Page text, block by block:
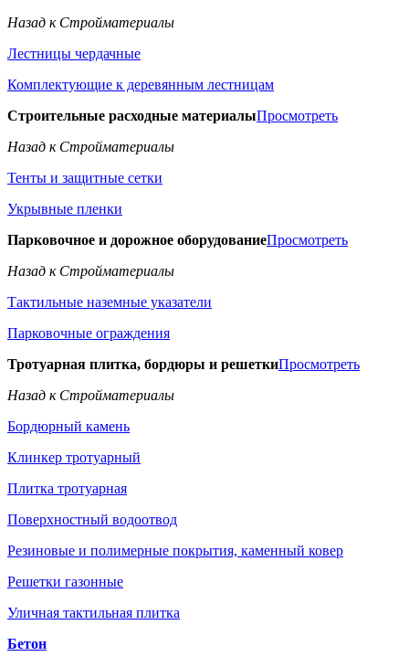
Назад к Стройматериалы
Лестницы чердачные
Комплектующие к деревянным лестницам
Строительные расходные материалыПросмотреть
Назад к Стройматериалы
Тенты и защитные сетки
Укрывные пленки
Парковочное и дорожное оборудованиеПросмотреть
Назад к Стройматериалы
Тактильные наземные указатели
Парковочные ограждения
Тротуарная плитка, бордюры и решеткиПросмотреть
Назад к Стройматериалы
Бордюрный камень
Клинкер тротуарный
Плитка тротуарная
Поверхностный водоотвод
Резиновые и полимерные покрытия, каменный ковер
Решетки газонные
Уличная тактильная плитка
Бетон